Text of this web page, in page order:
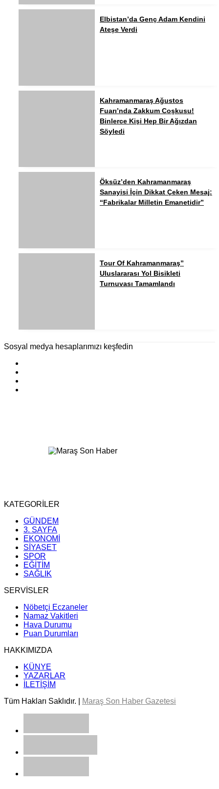
Elbistan’da Genç Adam Kendini
Ateşe Verdi
Kahramanmaraş Ağustos
Fuarı’nda Zakkum Coşkusu!
Binlerce Kişi Hep Bir Ağızdan
Söyledi
Öksüz’den Kahramanmaraş
Sanayisi İçin Dikkat Çeken Mesaj:
“Fabrikalar Milletin Emanetidir”
Tour Of Kahramanmaraş”
Uluslararası Yol Bisikleti
Turnuvası Tamamlandı
Sosyal medya hesaplarımızı keşfedin
KATEGORİLER
GÜNDEM
3. SAYFA
EKONOMİ
SİYASET
SPOR
EĞİTİM
SAĞLIK
SERVİSLER
Nöbetçi Eczaneler
Namaz Vakitleri
Hava Durumu
Puan Durumları
HAKKIMIZDA
KÜNYE
YAZARLAR
İLETİŞİM
Tüm Hakları Saklıdır. |
Maraş Son Haber Gazetesi